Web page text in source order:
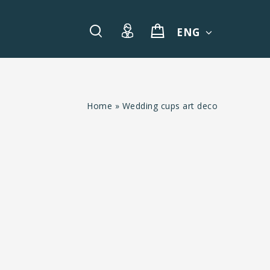
ENG
Home » Wedding cups art deco